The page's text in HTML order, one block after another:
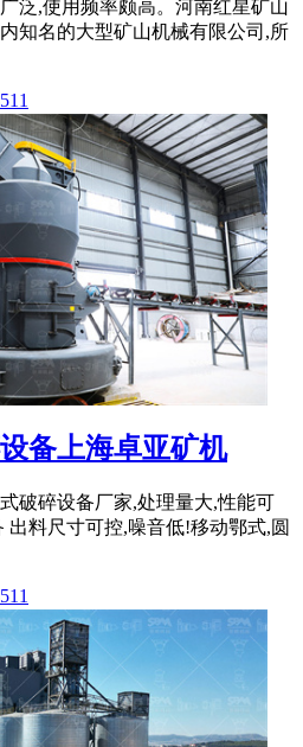
泛,使用频率颇高。河南红星矿山
知名的大型矿山机械有限公司,所
备上海卓亚矿机
破碎设备厂家,处理量大,性能可
出料尺寸可控,噪音低!移动鄂式,圆